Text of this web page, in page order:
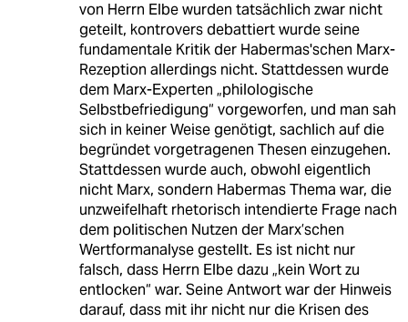
von Herrn Elbe wurden tatsächlich zwar nicht
geteilt, kontrovers debattiert wurde seine
fundamentale Kritik der Habermas'schen Marx-
Rezeption allerdings nicht. Stattdessen wurde
dem Marx-Experten „philologische
Selbstbefriedigung“ vorgeworfen, und man sah
sich in keiner Weise genötigt, sachlich auf die
begründet vorgetragenen Thesen einzugehen.
Stattdessen wurde auch, obwohl eigentlich
nicht Marx, sondern Habermas Thema war, die
unzweifelhaft rhetorisch intendierte Frage nach
dem politischen Nutzen der Marx’schen
Wertformanalyse gestellt. Es ist nicht nur
falsch, dass Herrn Elbe dazu „kein Wort zu
entlocken“ war. Seine Antwort war der Hinweis
darauf, dass mit ihr nicht nur die Krisen des